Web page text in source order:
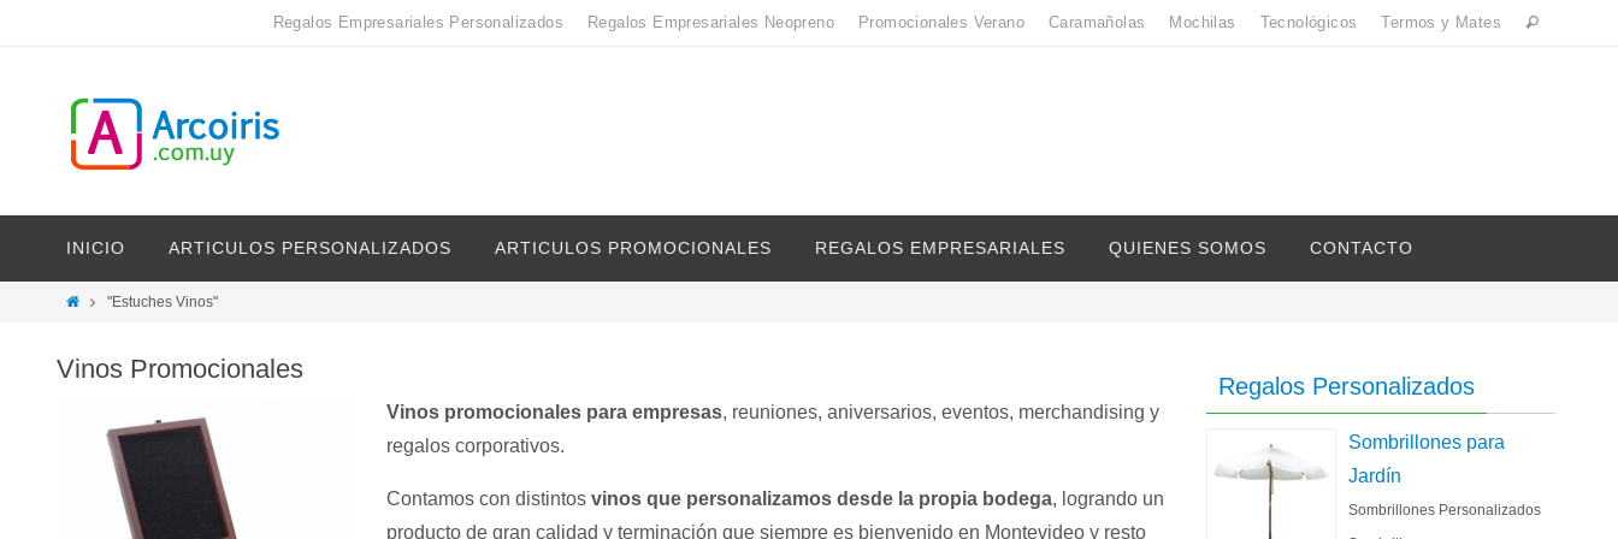
Regalos Empresariales Personalizados Regalos Empresariales Neopreno Promocionales Verano Caramañolas Mochilas Tecnológicos Termos y Mates
INICIO ARTICULOS PERSONALIZADOS ARTICULOS PROMOCIONALES REGALOS EMPRESARIALES QUIENES SOMOS CONTACTO
"Estuches Vinos"
Vinos Promocionales
Vinos promocionales para empresas, reuniones, aniversarios, eventos, merchandising y
regalos corporativos.
Contamos con distintos vinos que personalizamos desde la propia bodega, logrando un
producto de gran calidad y terminación que siempre es bienvenido en Montevideo y resto
Regalos Personalizados
Sombrillones para
Jardín
Sombrillones Personalizados